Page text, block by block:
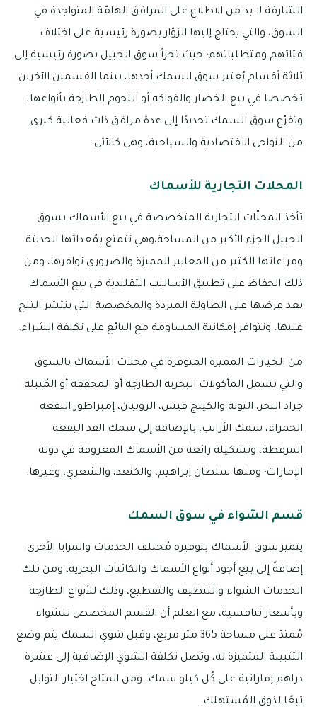
الشارقة لا بد من الاطلاع على المرافق الهامّة المتواجدة في
السوق، والتي يحتاج إليها الزوّار بصورة رئيسية على اختلاف
فئاتهم ومتطلباتهم؛ حيث تجزأ سوق الجبيل بصورة رئيسية إلى
ثلاثة أقسام يُعتبر سوق السمك أحدها، بينما القسمين الآخرين
تخصصا في بيع الخضار والفواكه أو اللحوم الطازجة بأنواعها،
وتفرّع سوق السمك تحديدًا إلى عدة مرافق ذات فعالية كبرى
من النواحي الاقتصادية والسياحية، وهي كالآتي:
المحلات التجارية للأسماك
تأخذ المحلّات التجارية المتخصصة في بيع الأسماك بسوق
الجبيل الجزء الأكبر من المساحة،وهي تتمتع بمُعداتها الحديثة
ومراعاتها الكثير من المعايير المميزة والضروري توافرها، ومن
ذلك الحفاظ على تطبيق الأساليب التقليدية في بيع الأسماك
بعد عرضها على الطاولة المبردة والمخصصة التي ينتشر الثلج
عليها، وتتوافر إمكانية المساومة مع البائع على تكلفة الشراء.
من الخيارات المميزة المتوفرة في محلات الأسماك بالسوق
والتي تشمل المأكولات البحرية الطازجة أو المجففة أو المُتبلة:
جراد البحر، التونة والكينج فيش، الروبيان، إمبراطور البقعة
الحمراء، سمك الأرانب، بالإضافة إلى سمك القد البقعة
المرقطة، وتشكيلة رائعة من الأسماك المعروفة في دولة
الإمارات؛ ومنها سلطان إبراهيم، والكنعد، والشعري، وغيرها.
قسم الشواء في سوق السمك
يتميز سوق الأسماك بتوفيره مُختلف الخدمات والمزايا الأخرى
إضافةً إلى بيع أجود أنواع الأسماك والكائنات البحرية، ومن تلك
الخدمات الشواء والتنظيف والتقطيع، وذلك للأنواع الطازجة
وبأسعار تنافسية، مع العلم أن القسم المخصص للشواء
مُمتدّ على مساحة 365 متر مربع، وقبل شوي السمك يتم وضع
التتبيلة المتميزة له، وتصل تكلفة الشوي الإضافية إلى عشرة
دراهم إماراتية على كُل كيلو سمك، ومن المتاح اختيار التوابل
تبعًا لذوق المُستهلك.